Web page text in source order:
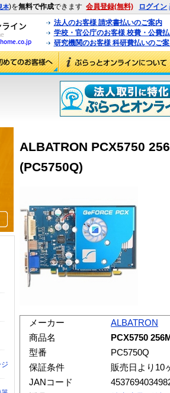
本)を無料で作成できます 会員登録(無料) ログイン
法人のお客様 請求書払いのご案内
学校・官公庁のお客様 校費・公費
研究機関のお客様 科研費払いのご
ALBATRON PCX5750
(PC5750Q)
メーカー
ALBATRON
商品名
PCX5750
型番
PC5750Q
保証条件
販売日より10
JANコード